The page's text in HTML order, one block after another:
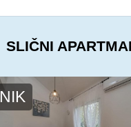
SLIČNI
NIK